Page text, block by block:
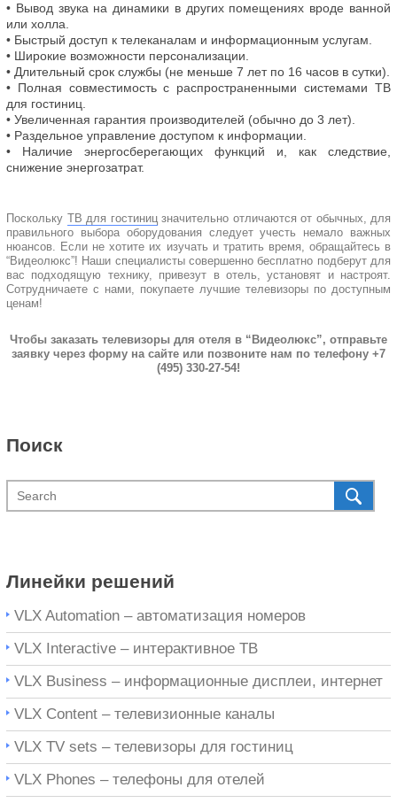
• Вывод звука на динамики в других помещениях вроде ванной
или холла.
• Быстрый доступ к телеканалам и информационным услугам.
• Широкие возможности персонализации.
• Длительный срок службы (не меньше 7 лет по 16 часов в сутки).
• Полная совместимость с распространенными системами ТВ
для гостиниц.
• Увеличенная гарантия производителей (обычно до 3 лет).
• Раздельное управление доступом к информации.
• Наличие энергосберегающих функций и, как следствие,
снижение энергозатрат.
Поскольку ТВ для гостиницзначительно отличаются от обычных, для
правильного выбора оборудования следует учесть немало важных
нюансов. Если не хотите их изучать и тратить время, обращайтесь в
“Видеолюкс”! Наши специалисты совершенно бесплатно подберут для
вас подходящую технику, привезут в отель, установят и настроят.
Сотрудничаете с нами, покупаете лучшие телевизоры по доступным
ценам!
Чтобы заказать телевизоры для отеля в “Видеолюкс”, отправьте
заявку через форму на сайте или позвоните нам по телефону +7
(495) 330-27-54!
Поиск
Линейки решений
VLX Automation – автоматизация номеров
VLX Interactive – интерактивное ТВ
VLX Business – информационные дисплеи, интернет
VLX Content – телевизионные каналы
VLX TV sets – телевизоры для гостиниц
VLX Phones – телефоны для отелей